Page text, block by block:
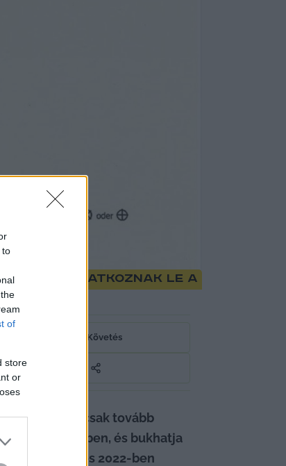
to
of
store
or
iratkoznak le a
Követés
hétben csak tovább
a parlamentben, és bukhatja
2018-ban és 2022-ben